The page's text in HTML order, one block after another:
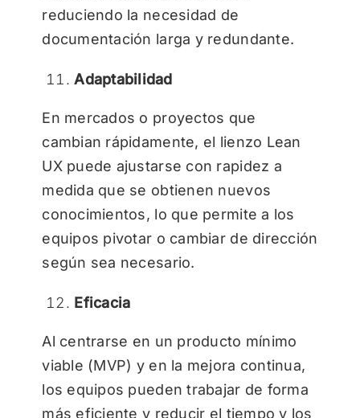
reduciendo la necesidad de
documentación larga y redundante.
Adaptabilidad
En mercados o proyectos que
cambian rápidamente, el lienzo Lean
UX puede ajustarse con rapidez a
medida que se obtienen nuevos
conocimientos, lo que permite a los
equipos pivotar o cambiar de dirección
según sea necesario.
Eficacia
Al centrarse en un producto mínimo
viable (MVP) y en la mejora continua,
los equipos pueden trabajar de forma
más eficiente y reducir el tiempo y los